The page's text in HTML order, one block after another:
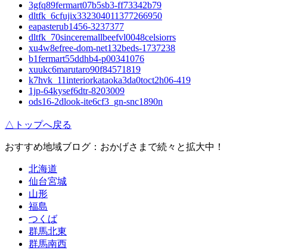
3gfq89fermart07b5sb3-ff73342b79
dltfk_6cfujix332304011377266950
eapasterub1456-3237377
dltfk_70sinceremallbeefvl0048celsiorrs
xu4w8efree-dom-net132beds-1737238
b1fermart55ddhb4-p00341076
xuukc6marutaro90f84571819
k7hvk_11interiorkataoka3da0toct2h06-419
1jp-64kysef6dtr-8203009
ods16-2dlook-ite6cf3_gn-snc1890n
△トップへ戻る
おすすめ地域ブログ：おかげさまで続々と拡大中！
北海道
仙台宮城
山形
福島
つくば
群馬北東
群馬南西